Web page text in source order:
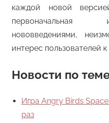
каждой новой
первоначальная
нововведениями,
интерес пользователей к
Новости по
Игра Angry Birds
раз